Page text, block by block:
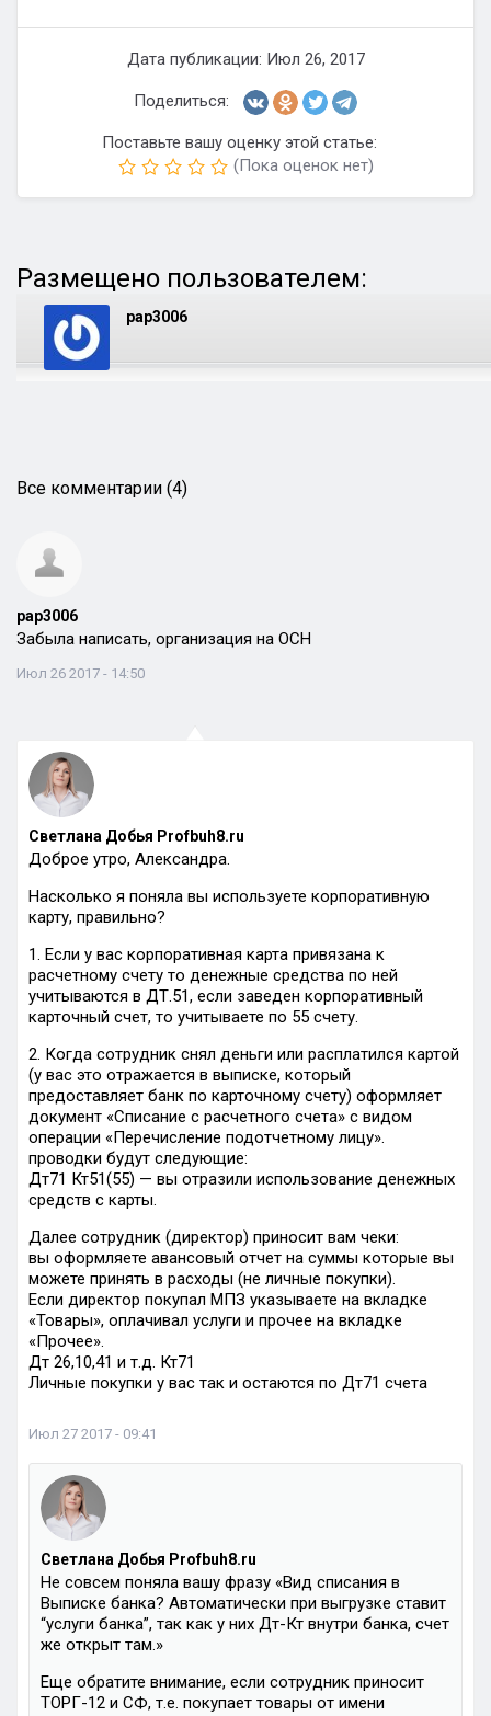
Дата публикации: Июл 26, 2017
Поделиться:
Поставьте вашу оценку этой статье:
(Пока оценок нет)
Размещено пользователем:
pap3006
Все комментарии (4)
pap3006
Забыла написать, организация на ОСН
Июл 26 2017 - 14:50
Светлана Добья Profbuh8.ru
Доброе утро, Александра.
Насколько я поняла вы используете корпоративную
карту, правильно?
1. Если у вас корпоративная карта привязана к
расчетному счету то денежные средства по ней
учитываются в ДТ.51, если заведен корпоративный
карточный счет, то учитываете по 55 счету.
2. Когда сотрудник снял деньги или расплатился картой
(у вас это отражается в выписке, который
предоставляет банк по карточному счету) оформляет
документ «Списание с расчетного счета» с видом
операции «Перечисление подотчетному лицу».
проводки будут следующие:
Дт71 Кт51(55) — вы отразили использование денежных
средств с карты.
Далее сотрудник (директор) приносит вам чеки:
вы оформляете авансовый отчет на суммы которые вы
можете принять в расходы (не личные покупки).
Если директор покупал МПЗ указываете на вкладке
«Товары», оплачивал услуги и прочее на вкладке
«Прочее».
Дт 26,10,41 и т.д. Кт71
Личные покупки у вас так и остаются по Дт71 счета
Июл 27 2017 - 09:41
Светлана Добья Profbuh8.ru
Не совсем поняла вашу фразу «Вид списания в
Выписке банка? Автоматически при выгрузке ставит
“услуги банка”, так как у них Дт-Кт внутри банка, счет
же открыт там.»
Еще обратите внимание, если сотрудник приносит
ТОРГ-12 и СФ, т.е. покупает товары от имени